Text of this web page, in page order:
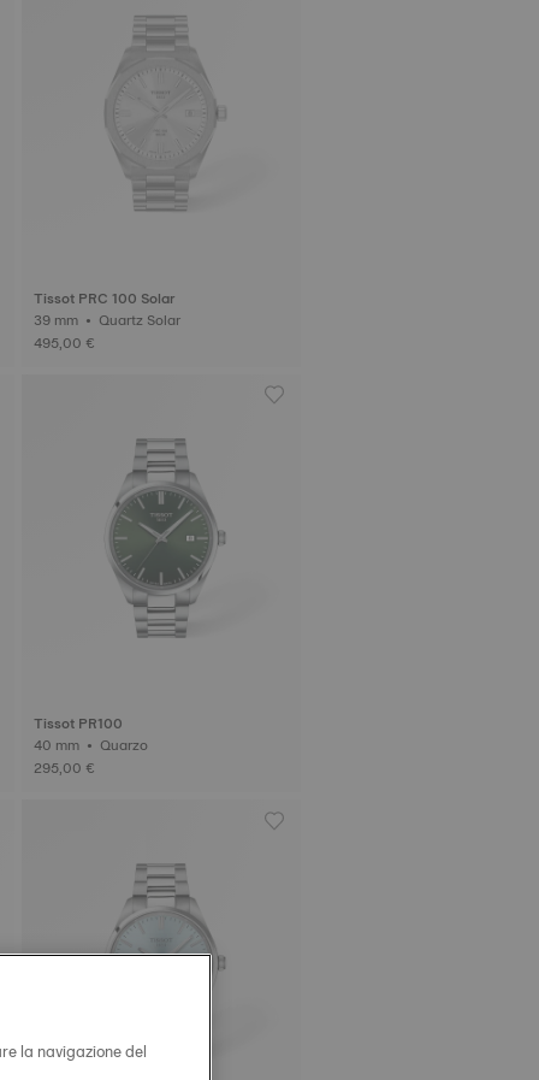
Tissot PRC 100 Solar
39 mm • Quartz Solar
495,00 €
Tissot PR100
40 mm • Quarzo
295,00 €
la navigazione del